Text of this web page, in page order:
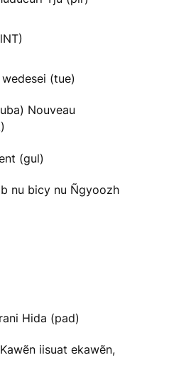
(tue)
Nouveau
(gul)
nu bicy nu Ñgyoozh
Hida (pad)
iisuat ekawẽn,